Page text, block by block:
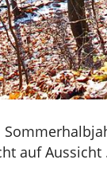
auf Aussicht